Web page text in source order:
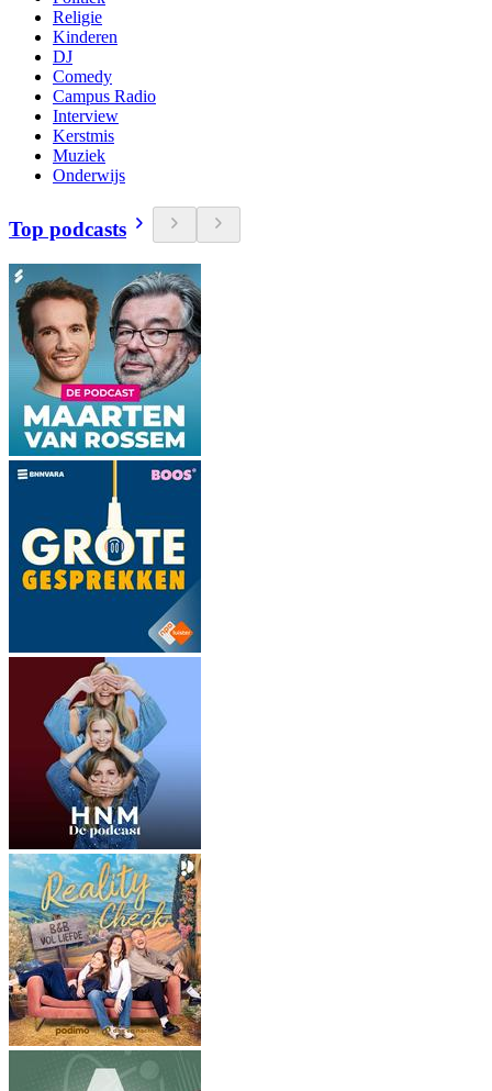
Religie
Kinderen
DJ
Comedy
Campus Radio
Interview
Kerstmis
Muziek
Onderwijs
Top podcasts